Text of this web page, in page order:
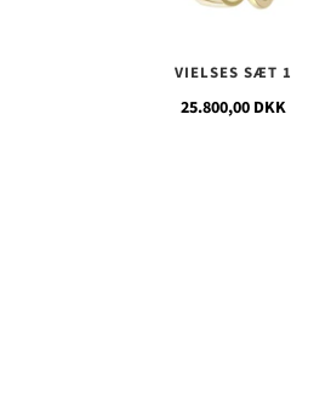
VIELSES SÆT 1
25.800,00 DKK